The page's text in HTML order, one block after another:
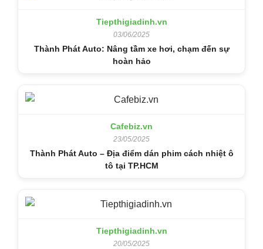
Tiepthigiadinh.vn
03/06/2025
Thành Phát Auto: Nâng tầm xe hơi, chạm đến sự
hoàn hảo
Cafebiz.vn
23/05/2025
Thành Phát Auto – Địa điểm dán phim cách nhiệt ô
tô tại TP.HCM
Tiepthigiadinh.vn
20/05/2025